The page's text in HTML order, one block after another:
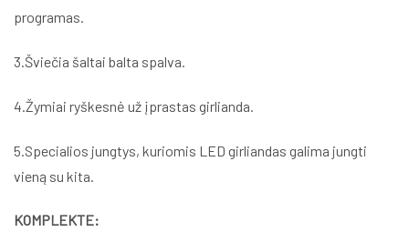
programas.
3.Šviečia šaltai balta spalva.
4.Žymiai ryškesnė už įprastas girlianda.
5.Specialios jungtys, kuriomis LED girliandas galima jungti
vieną su kita.
KOMPLEKTE: